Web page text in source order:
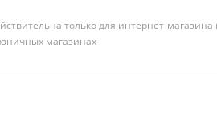
только для интернет-
магазинах